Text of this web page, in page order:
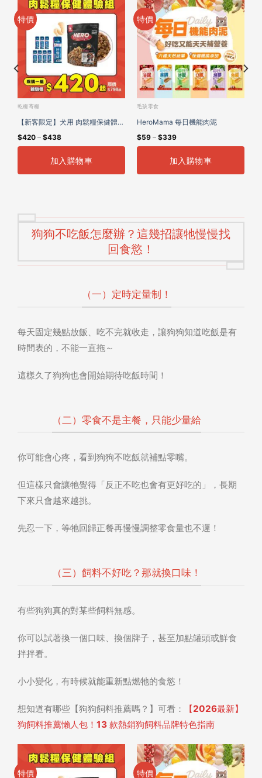
特價
乾糧寄糧
【新客限定】犬用 肉鬆糧保健體驗
組
$420– $438
加入購物車
特價
毛孩零食
HeroMama 每日機能肉泥
$59– $339
加入購物車
狗狗不吃飯怎麼辦？這幾招讓牠慢慢找
回食慾！
（一）定時定量制！
每天固定幾點放飯、吃不完就收走，讓狗狗知道吃飯是有
時間表的，不能一直拖～
這樣久了狗狗也會開始期待吃飯時間！
（二）零食不是主餐，只能少量給
你可能會心疼，看到狗狗不吃飯就補點零嘴。
但這樣只會讓牠覺得「反正不吃也會有更好吃的」，長期
下來只會越來越挑。
先忍一下，等牠回歸正餐再慢慢調整零食量也不遲！
（三）飼料不好吃？那就換口味！
有些狗狗真的對某些飼料無感。
你可以試著換一個口味、換個牌子，甚至加點罐頭或鮮食
拌拌看。
小小變化，有時候就能重新點燃牠的食慾！
想知道有哪些【狗狗飼料推薦嗎？】可看：
【2026最新】
狗飼料推薦懶人包！13 款熱銷狗飼料品牌特色指南
特價 特價